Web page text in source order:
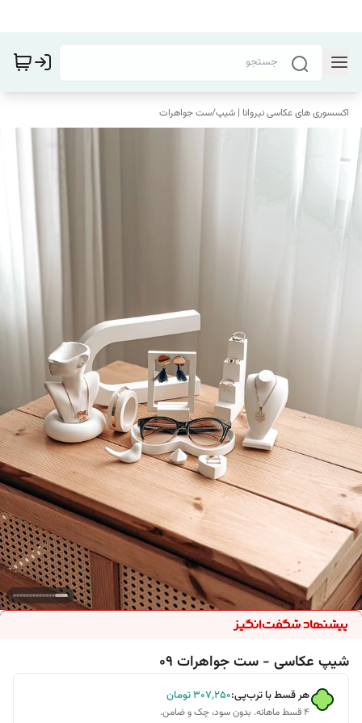
اکسسوری های عکاسی نیروانا | شیپ/ست جواهرات
شیپ عکاسی - ست جواهرات 09
هر قسط با ترب‌پی:۳۰۷٬۲۵۰تومان
۴ قسط ماهانه. بدون سود، چک و ضامن.